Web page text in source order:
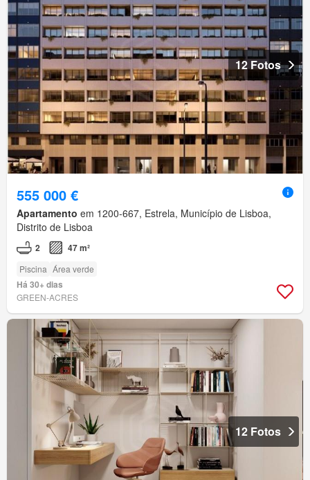
12 Fotos
555 000 €
Apartamento em 1200-667, Estrela, Município de Lisboa,
Distrito de Lisboa
2 47 m²
Piscina Área verde
Há 30+ dias
GREEN-ACRES
12 Fotos